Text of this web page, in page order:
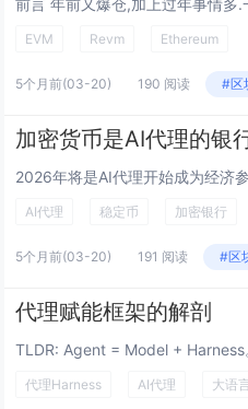
EVM Revm Ethereum
5个月前(03-20) 190 阅读 #区
加密货币是AI代理的银
AI代理 稳定币 加密银行
5个月前(03-20) 191 阅读 #区
代理赋能框架的解剖
代理Harness AI代理 大语